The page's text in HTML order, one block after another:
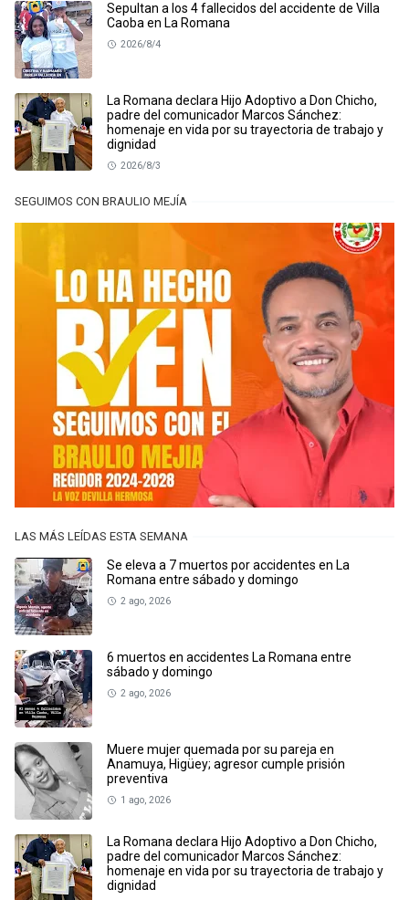
Sepultan a los 4 fallecidos del accidente de Villa
Caoba en La Romana
2026/8/4
La Romana declara Hijo Adoptivo a Don Chicho,
padre del comunicador Marcos Sánchez:
homenaje en vida por su trayectoria de trabajo y
dignidad
2026/8/3
SEGUIMOS CON BRAULIO MEJÍA
LAS MÁS LEÍDAS ESTA SEMANA
Se eleva a 7 muertos por accidentes en La
Romana entre sábado y domingo
2 ago, 2026
6 muertos en accidentes La Romana entre
sábado y domingo
2 ago, 2026
Muere mujer quemada por su pareja en
Anamuya, Higüey; agresor cumple prisión
preventiva
1 ago, 2026
La Romana declara Hijo Adoptivo a Don Chicho,
padre del comunicador Marcos Sánchez:
homenaje en vida por su trayectoria de trabajo y
dignidad